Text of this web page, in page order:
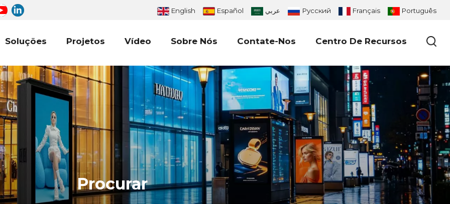
English Español عربي Русский Français Português
Soluções Projetos Vídeo Sobre Nós Contate-Nos Centro De Recursos
Procurar